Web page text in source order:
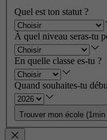
Quel est ton statut ?
À quel niveau seras-tu
En quelle classe es-tu ?
Quand souhaites-tu
Trouver mon école (1min